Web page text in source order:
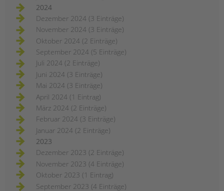
2024
Dezember 2024 (3 Einträge)
November 2024 (3 Einträge)
Oktober 2024 (2 Einträge)
September 2024 (5 Einträge)
Juli 2024 (2 Einträge)
Juni 2024 (3 Einträge)
Mai 2024 (3 Einträge)
April 2024 (1 Eintrag)
März 2024 (2 Einträge)
Februar 2024 (3 Einträge)
Januar 2024 (2 Einträge)
2023
Dezember 2023 (2 Einträge)
November 2023 (4 Einträge)
Oktober 2023 (1 Eintrag)
September 2023 (4 Einträge)